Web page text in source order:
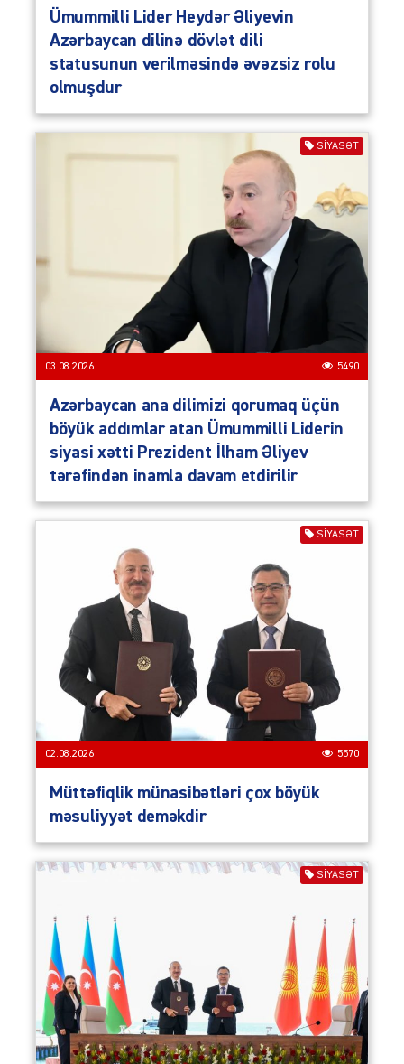
Ümummilli Lider Heydər Əliyevin
Azərbaycan dilinə dövlət dili
statusunun verilməsində əvəzsiz rolu
olmuşdur
SIYASƏT
03.08.2026 5490
Azərbaycan ana dilimizi qorumaq üçün
böyük addımlar atan Ümummilli Liderin
siyasi xətti Prezident İlham Əliyev
tərəfindən inamla davam etdirilir
SIYASƏT
02.08.2026 5570
Müttəfiqlik münasibətləri çox böyük
məsuliyyət deməkdir
SIYASƏT